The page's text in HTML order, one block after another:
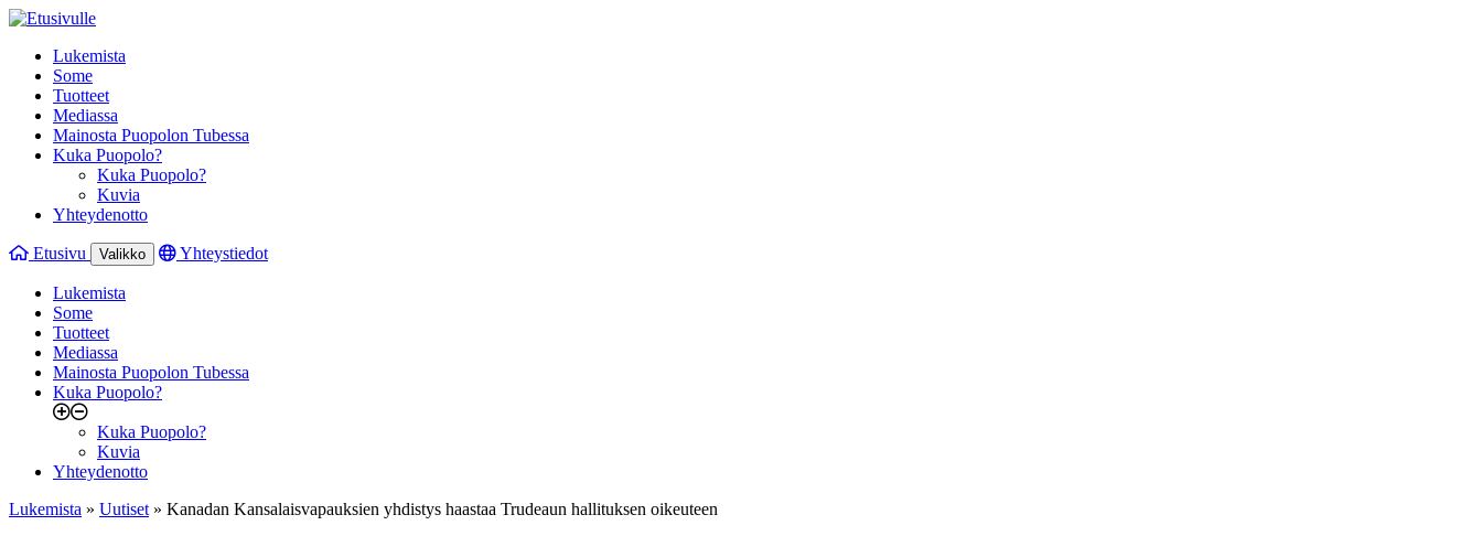
Lukemista
Some
Tuotteet
Mediassa
Mainosta Puopolon Tubessa
Kuka Puopolo?
Kuka Puopolo?
Kuvia
Yhteydenotto
Etusivu Valikko Yhteystiedot
Lukemista
Some
Tuotteet
Mediassa
Mainosta Puopolon Tubessa
Kuka Puopolo?
Kuka Puopolo?
Kuvia
Yhteydenotto
Lukemista » Uutiset » Kanadan Kansalaisvapauksien yhdistys haastaa Trudeaun hallituksen oikeuteen